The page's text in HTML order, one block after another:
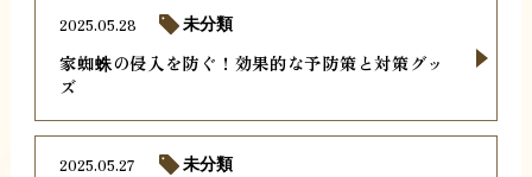
家蜘蛛の侵入を防ぐ！効果的な予防策と対策グッ
ズ
2025.05.28 未分類
2025.05.27 未分類